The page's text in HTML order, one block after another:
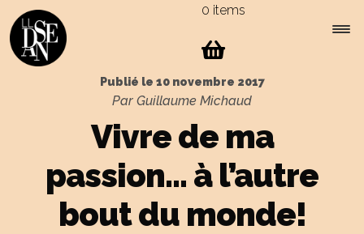
Skip
to
navigation
Skip
to
content
0 items
Publié le 10 novembre 2017
Par Guillaume Michaud
Vivre de ma
passion… à l’autre
bout du monde!